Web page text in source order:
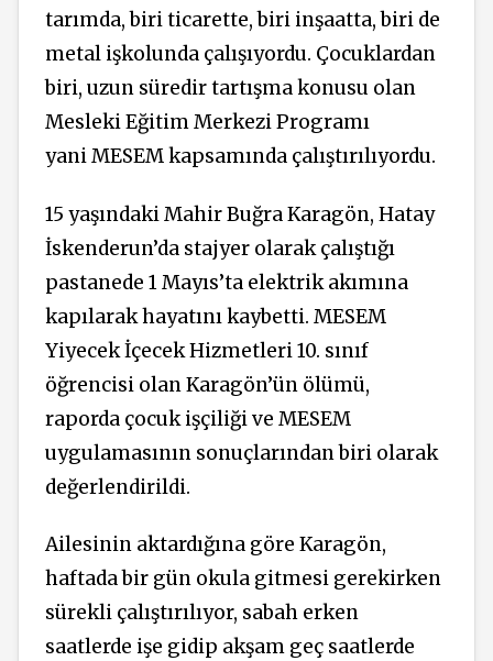
tarımda, biri ticarette, biri inşaatta, biri de
metal işkolunda çalışıyordu. Çocuklardan
biri, uzun süredir tartışma konusu olan
Mesleki Eğitim Merkezi Programı
yani MESEM kapsamında çalıştırılıyordu.
15 yaşındaki Mahir Buğra Karagön, Hatay
İskenderun’da stajyer olarak çalıştığı
pastanede 1 Mayıs’ta elektrik akımına
kapılarak hayatını kaybetti. MESEM
Yiyecek İçecek Hizmetleri 10. sınıf
öğrencisi olan Karagön’ün ölümü,
raporda çocuk işçiliği ve MESEM
uygulamasının sonuçlarından biri olarak
değerlendirildi.
Ailesinin aktardığına göre Karagön,
haftada bir gün okula gitmesi gerekirken
sürekli çalıştırılıyor, sabah erken
saatlerde işe gidip akşam geç saatlerde